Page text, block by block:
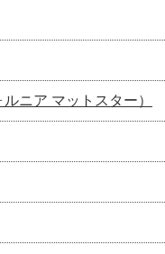
ニア マットスター）